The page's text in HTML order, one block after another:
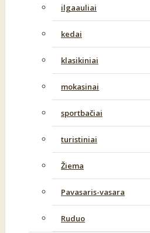
ilgaauliai
kedai
klasikiniai
mokasinai
sportbačiai
turistiniai
Žiema
Pavasaris-vasara
Ruduo